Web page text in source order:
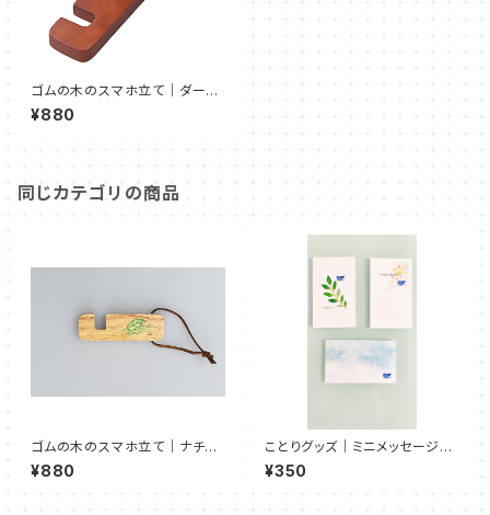
ゴムの木のスマホ立て｜ダーク
ウッド ＜送料無料キャンペー
ン中！＞
¥880
同じカテゴリの商品
ゴムの木のスマホ立て｜ナチュ
ラルウッド ＜送料無料キャン
ペーン中！＞
¥880
ことりグッズ｜ミニメッセージカ
ード
¥350